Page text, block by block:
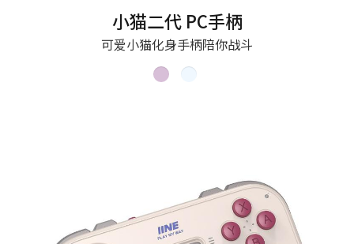
小猫二代 PC手柄
可爱小猫化身手柄陪你战斗